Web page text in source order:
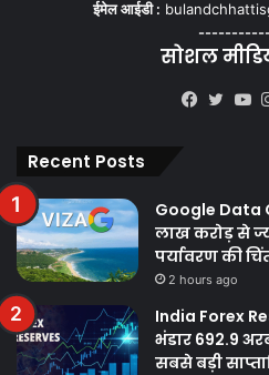
ईमेल आईडी :
सोशल
Recent Posts
Google Data
लाख करोड़ से
पर्यावरण की
2 hours ago
India Forex
भंडार 692.9
सबसे बड़ी